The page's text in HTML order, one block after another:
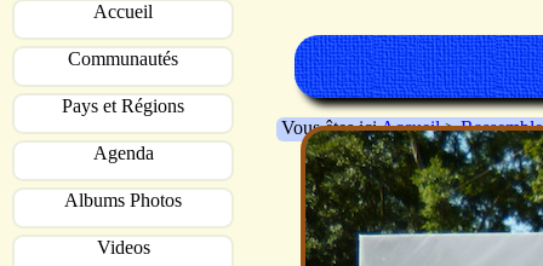
Accueil
Communautés
Pays et Régions
Agenda
Albums Photos
Videos
Vous êtes iciAccueil>